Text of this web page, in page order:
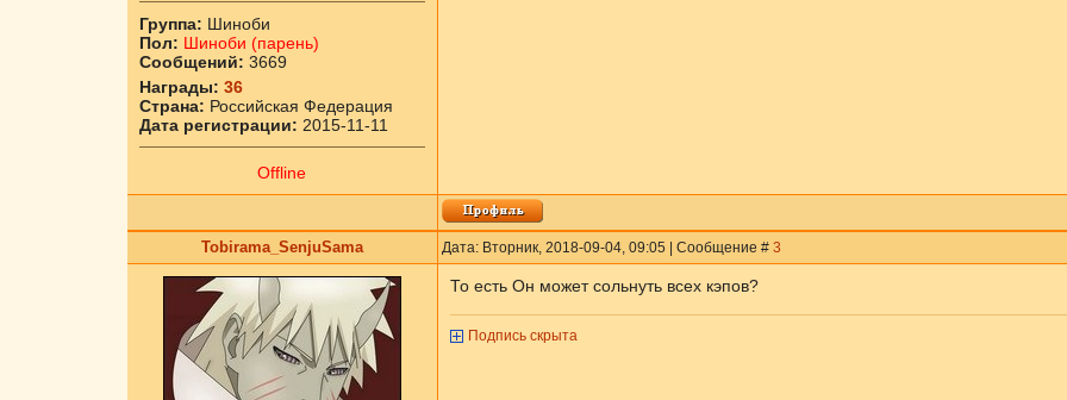
Группа: Шиноби
Пол: Шиноби (парень)
Сообщений: 3669
Награды: 36
Страна: Российская Федерация
Дата регистрации: 2015-11-11
Offline
Tobirama_SenjuSama Дата: Вторник, 2018-09-04, 09:05 | Сообщение # 3
То есть Он может сольнуть всех кэпов?
Подпись скрыта